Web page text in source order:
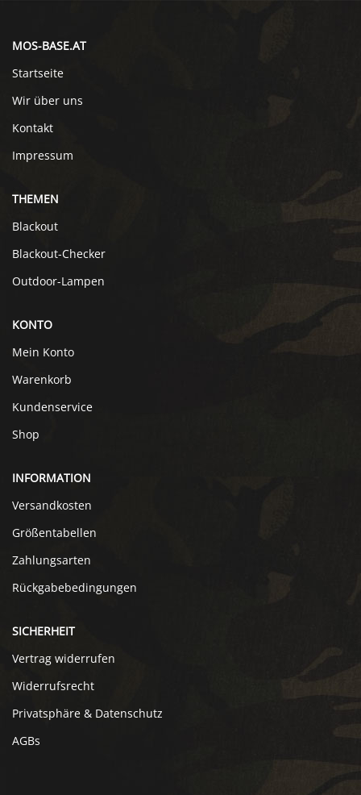
MOS-BASE.AT
Startseite
Wir über uns
Kontakt
Impressum
THEMEN
Blackout
Blackout-Checker
Outdoor-Lampen
KONTO
Mein Konto
Warenkorb
Kundenservice
Shop
INFORMATION
Versandkosten
Größentabellen
Zahlungsarten
Rückgabebedingungen
SICHERHEIT
Vertrag widerrufen
Widerrufsrecht
Privatsphäre & Datenschutz
AGBs